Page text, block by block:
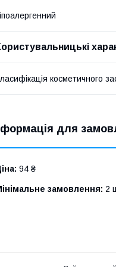
косметичного
для
94 ₴
замовлення: 2